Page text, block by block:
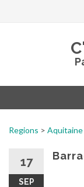
Regions > Aquitaine
17
SEP